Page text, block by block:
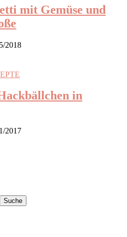
mit Gemüse und
2018
in
2017